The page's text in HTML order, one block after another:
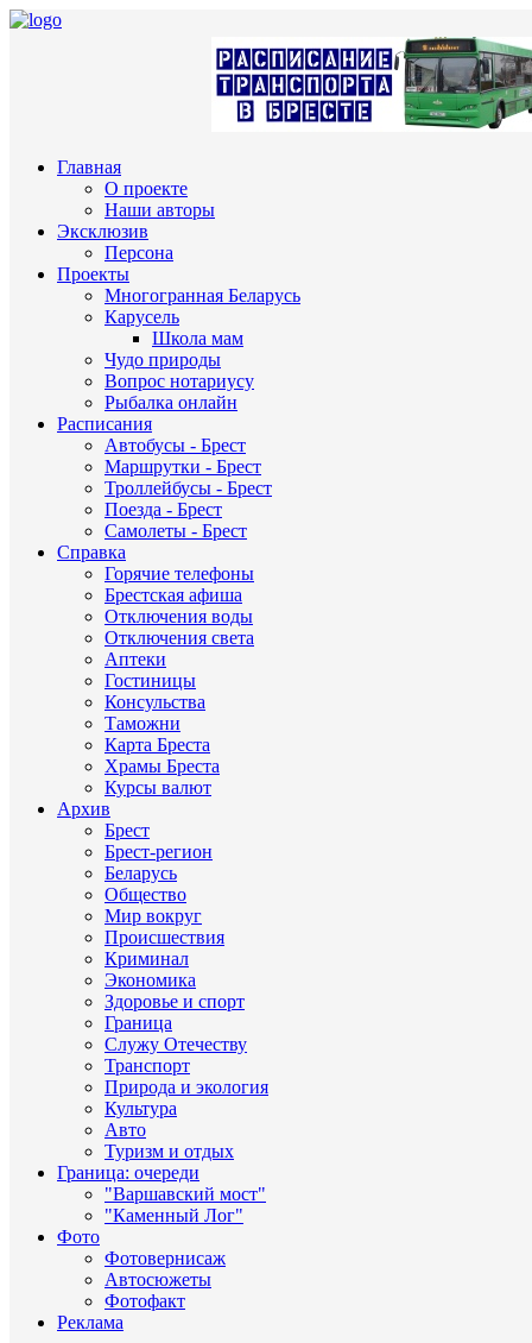
Главная
О проекте
Наши авторы
Эксклюзив
Персона
Проекты
Многогранная Беларусь
Карусель
Школа мам
Чудо природы
Вопрос нотариусу
Рыбалка онлайн
Расписания
Автобусы - Брест
Маршрутки - Брест
Троллейбусы - Брест
Поезда - Брест
Самолеты - Брест
Справка
Горячие телефоны
Брестская афиша
Отключения воды
Отключения света
Аптеки
Гостиницы
Консульства
Таможни
Карта Бреста
Храмы Бреста
Курсы валют
Архив
Брест
Брест-регион
Беларусь
Общество
Мир вокруг
Происшествия
Криминал
Экономика
Здоровье и спорт
Граница
Служу Отечеству
Транспорт
Природа и экология
Культура
Авто
Туризм и отдых
Граница: очереди
"Варшавский мост"
"Каменный Лог"
Фото
Фотовернисаж
Автосюжеты
Фотофакт
Реклама